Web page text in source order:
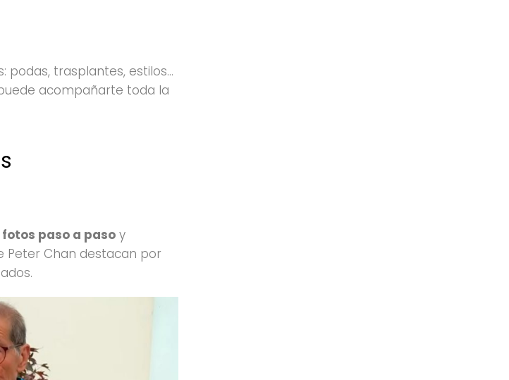
podas, trasplantes, estilos…
acompañarte toda la
paso a paso y
Peter Chan destacan por